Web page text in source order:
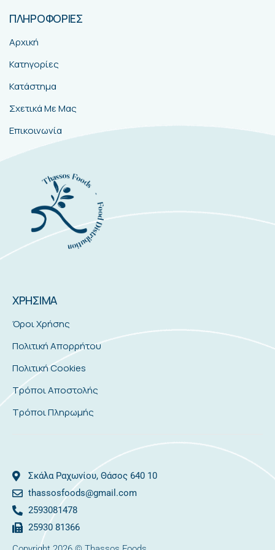
ΠΛΗΡΟΦΟΡΙΕΣ
Αρχική
Κατηγορίες
Κατάστημα
Σχετικά Με Μας
Επικοινωνία
ΧΡΗΣΙΜΑ
Όροι Χρήσης
Πολιτική Απορρήτου
Πολιτική Cookies
Τρόποι Αποστολής
Τρόποι Πληρωμής
Σκάλα Ραχωνίου, Θάσος 640 10
thassosfoods@gmail.com
2593081478
25930 81366